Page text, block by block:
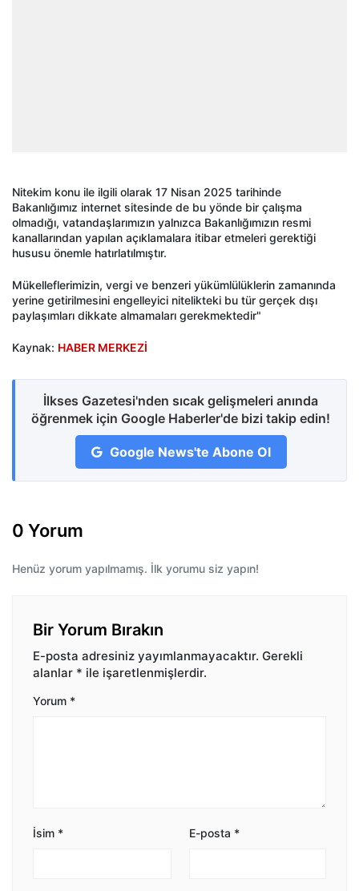
Nitekim konu ile ilgili olarak 17 Nisan 2025 tarihinde
Bakanlığımız internet sitesinde de bu yönde bir çalışma
olmadığı, vatandaşlarımızın yalnızca Bakanlığımızın resmi
kanallarından yapılan açıklamalara itibar etmeleri gerektiği
hususu önemle hatırlatılmıştır.
Mükelleflerimizin, vergi ve benzeri yükümlülüklerin zamanında
yerine getirilmesini engelleyici nitelikteki bu tür gerçek dışı
paylaşımları dikkate almamaları gerekmektedir"
Kaynak: HABER MERKEZİ
İlkses Gazetesi'nden sıcak gelişmeleri anında
öğrenmek için Google Haberler'de bizi takip edin!
Google News'te Abone Ol
0 Yorum
Henüz yorum yapılmamış. İlk yorumu siz yapın!
Bir Yorum Bırakın
E-posta adresiniz yayımlanmayacaktır. Gerekli
alanlar * ile işaretlenmişlerdir.
Yorum *
İsim * E-posta *